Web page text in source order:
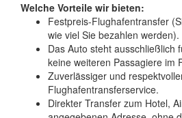
Welche Vorteile wir bieten:
Festpreis-Flughafentransfer
wie viel Sie bezahlen werden).
Das Auto steht ausschließlich
keine weiteren Passagiere im
Zuverlässiger und
Flughafentransferservice.
Direkter Transfer zum Hotel,